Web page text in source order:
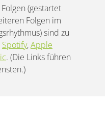
(gestartet
Folgen im
sind zu
Spotify,Apple
. (Die Links führen